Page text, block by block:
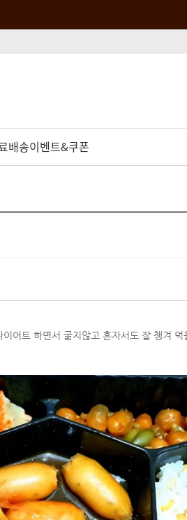
배송이벤트&쿠폰
어트 하면서 굶지않고 혼자서도 잘 챙겨